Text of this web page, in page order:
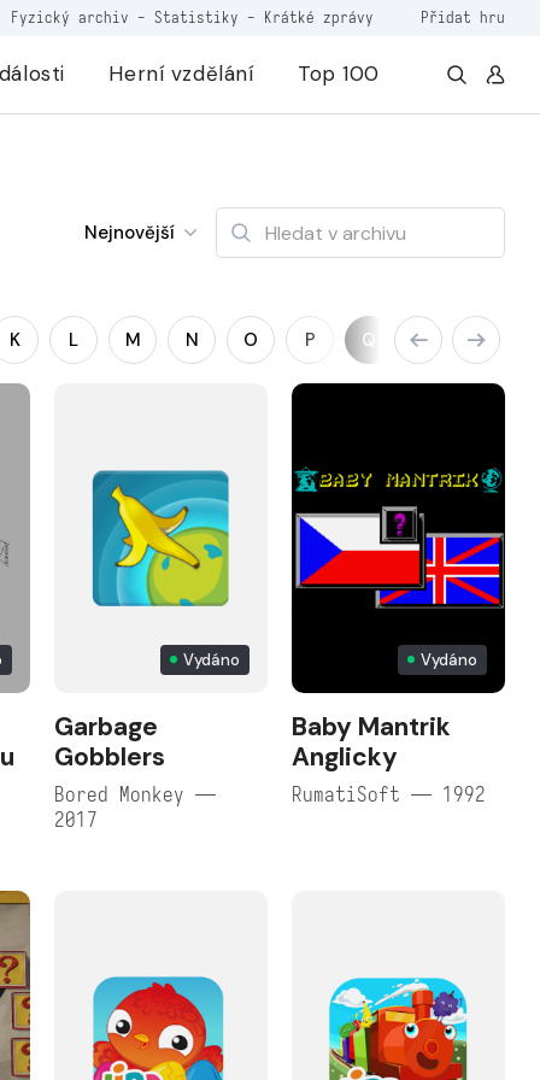
Fyzický archiv - Statistiky - Krátké zprávy Přidat hru
Herní vzdělání Top 100
Nejnovější
K L M N O P Q R S
Vydáno
Garbage
Gobblers
Bored Monkey —
2017
Vydáno
Baby Mantrik
Anglicky
RumatiSoft — 1992